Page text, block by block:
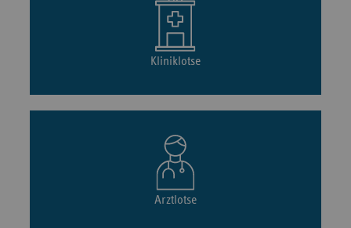
Kliniklotse
Arztlotse